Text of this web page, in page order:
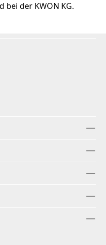
der KWON KG.